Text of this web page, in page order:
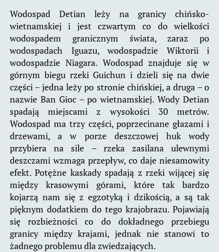
Wodospad Detian leży na granicy chińsko-
wietnamskiej i jest czwartym co do wielkości
wodospadem granicznym świata, zaraz po
wodospadach Iguazu, wodospadzie Wiktorii i
wodospadzie Niagara. Wodospad znajduje się w
górnym biegu rzeki Guichun i dzieli się na dwie
części – jedna leży po stronie chińskiej, a druga – o
nazwie Ban Gioc – po wietnamskiej. Wody Detian
spadają miejscami z wysokości 30 metrów.
Wodospad ma trzy części, poprzecinane głazami i
drzewami, a w porze deszczowej huk wody
przybiera na sile – rzeka zasilana ulewnymi
deszczami wzmaga przepływ, co daje niesamowity
efekt. Potężne kaskady spadają z rzeki wijącej się
między krasowymi górami, które tak bardzo
kojarzą nam się z egzotyką i dzikością, a są tak
pięknym dodatkiem do tego krajobrazu. Pojawiają
się rozbieżności co do dokładnego przebiegu
granicy między krajami, jednak nie stanowi to
żadnego problemu dla zwiedzających.